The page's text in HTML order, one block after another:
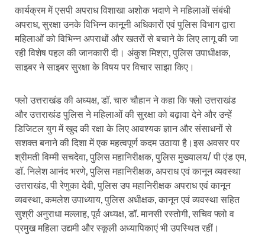
कार्यक्रम में एसपी अपराध विशाखा अशोक भदाणे ने महिलाओं संबंधी
अपराध, सुरक्षा उनके विभिन्न कानूनी अधिकारों एवं पुलिस विभाग द्वारा
महिलाओं को विभिन्न अपराधों और खतरों से बचाने के लिए लागू की जा
रही विशेष पहल की जानकारी दी। अंकुश मिश्रा, पुलिस उपाधीक्षक,
साइबर ने साइबर सुरक्षा के विषय पर विचार साझा किए।
फ्लो उत्तराखंड की अध्यक्ष, डॉ. चारु चौहान ने कहा कि फ्लो उत्तराखंड
और उत्तराखंड पुलिस ने महिलाओं की सुरक्षा को बढ़ावा देने और उन्हें
डिजिटल युग में खुद की रक्षा के लिए आवश्यक ज्ञान और संसाधनों से
सशक्त बनाने की दिशा में एक महत्वपूर्ण कदम उठाया है।इस अवसर पर
श्रीमती विम्मी सचदेवा, पुलिस महानिरीक्षक, पुलिस मुख्यालय/ पी एंड एम,
डॉ. निलेश आनंद भरणे, पुलिस महानिरीक्षक, अपराध एवं कानून व्यवस्था
उत्तराखंड, पी रेणुका देवी, पुलिस उप महानिरीक्षक अपराध एवं कानून
व्यवस्था, कमलेश उपाध्याय, पुलिस अधीक्षक, कानून एवं व्यवस्था सहित
सुश्री अनुराधा मल्लाह, पूर्व अध्यक्ष, डॉ. मानसी रस्तोगी, सचिव फ्लो व
प्रमुख महिला उद्यमी और स्कूली अध्यापिकाएं भी उपस्थित रहीं।